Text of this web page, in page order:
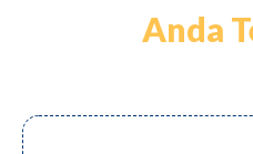
Anda